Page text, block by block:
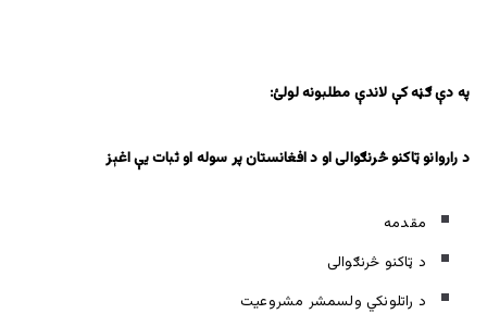
په دې ګڼه کې لاندې مطلبونه لولئ:
د راروانو ټاکنو څرنګوالی او د افغانستان پر سوله او ثبات يې اغېز
مقدمه
د ټاکنو څرنګوالی
د راتلونکي ولسمشر مشروعیت